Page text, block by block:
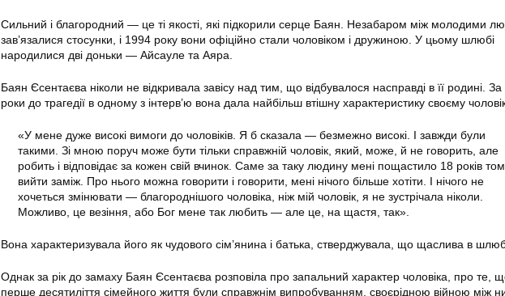
Сильний і благородний — це ті якості, які підкорили серце Баян. Незабаром між молодими
зав’язалися стосунки, і 1994 року вони офіційно стали чоловіком і дружиною. У цьому шлюбі
народилися дві доньки — Айсауле та Аяра.
Баян Єсентаєва ніколи не відкривала завісу над тим, що відбувалося насправді в її родині. За
роки до трагедії в одному з інтерв’ю вона дала найбільш втішну характеристику своєму
«У мене дуже високі вимоги до чоловіків. Я б сказала — безмежно високі. І завжди були
такими. Зі мною поруч може бути тільки справжній чоловік, який, може, й не говорить, але
робить і відповідає за кожен свій вчинок. Саме за таку людину мені пощастило 18 років
вийти заміж. Про нього можна говорити і говорити, мені нічого більше хотіти. І нічого не
хочеться змінювати — благороднішого чоловіка, ніж мій чоловік, я не зустрічала ніколи.
Можливо, це везіння, або Бог мене так любить — але це, на щастя, так».
Вона характеризувала його як чудового сім’янина і батька, стверджувала, що щаслива в
Однак за рік до замаху Баян Єсентаєва розповіла про запальний характер чоловіка, про те,
перше десятиліття сімейного життя були справжнім випробуванням, своєрідною війною між